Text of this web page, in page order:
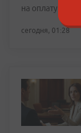
на оплату ЖКУ
сегодня, 01:28